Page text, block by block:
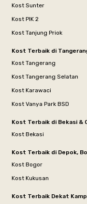
Kost Sunter
Kost PIK 2
Kost Tanjung Priok
Kost Terbaik di
Kost Tangerang
Kost Tangerang Selatan
Kost Karawaci
Kost Vanya Park BSD
Kost Terbaik di Bekasi &
Kost Bekasi
Kost Terbaik di Depok,
Kost Bogor
Kost Kukusan
Kost Terbaik Dekat